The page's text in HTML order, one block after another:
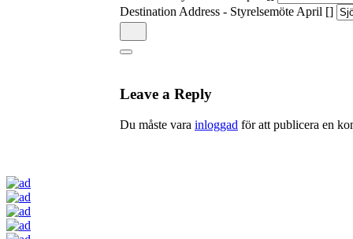
Destination Address - Styrelsemöte April []
Leave a Reply
Du måste vara inloggad för att publicera en